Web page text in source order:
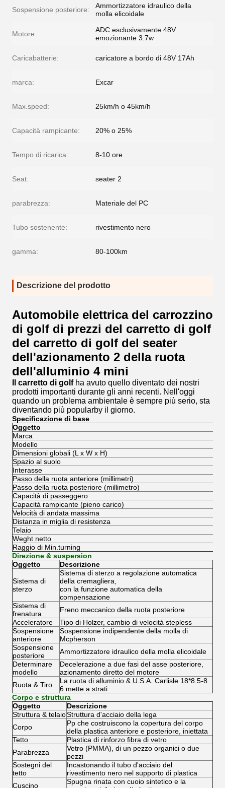
Sospensione posteriore:
Ammortizzatore idraulico della
molla elicoidale
Motore:
ADC esclusivamente 48V
emozionante 3.7w
Caricabatterie: caricatore a bordo di 48V 17Ah
marca: Excar
Max.speed: 25km/h o 45km/h
Capacità rampicante: 20% o 25%
Tempo di ricarica: 8-10 ore
Seat: seater 2
parabrezza: Materiale del PC
Tubo sostenente: rivestimento nero
gamma: 80-100km
Descrizione del prodotto
Automobile elettrica del carrozzino
di golf di prezzi del carretto di golf
del carretto di golf del seater
dell'azionamento 2 della ruota
dell'alluminio 4 mini
Il carretto di golfha avuto quello diventato dei nostri
prodotti importanti durante gli anni recenti. Nell'oggi
quando un problema ambientale è sempre più serio, sta
diventando più popularby il giorno.
Specificazione di base
Oggetto
Marca
Modello
Dimensioni globali (L x W x H)
Spazio al suolo
Interasse
Passo della ruota anteriore (millimetri)
Passo della ruota posteriore (millimetro)
Capacità di passeggero
Capacità rampicante (pieno carico)
Velocità di andata massima
Distanza in miglia di resistenza
Telaio
Weght netto
Raggio di Min.turning
Direzione & suspersion
Oggetto
Descrizione
Sistema di
sterzo
Sistema di sterzo a regolazione automatica
della cremagliera,
con la funzione automatica della
compensazione
Sistema di
frenatura
Freno meccanico della ruota posteriore
Acceleratore
Tipo di Holzer, cambio di velocità stepless
Sospensione
anteriore
Sospensione indipendente della molla di
Mcpherson
Sospensione
posteriore
Ammortizzatore idraulico della molla elicoidale
Determinare
modello
Decelerazione a due fasi del asse posteriore,
azionamento diretto del motore
Ruota & Tiro
La ruota di alluminio & U.S.A. Carlisle 18*8.5-8
6 mette a strati
Corpo e struttura
Oggetto
Descrizione
Struttura & telaioStruttura d'acciaio della lega
Corpo
Pp che costruiscono la copertura del corpo
della plastica anteriore e posteriore, iniettata
Tetto
Plastica di rinforzo fibra di vetro
Parabrezza
Vetro (PMMA), di un pezzo organici o due
pezzi
Sostegni del
tetto
Incastonando il tubo d'acciaio del
rivestimento nero nel supporto di plastica
Cuscino
Spugna rinata con cuoio sintetico e la